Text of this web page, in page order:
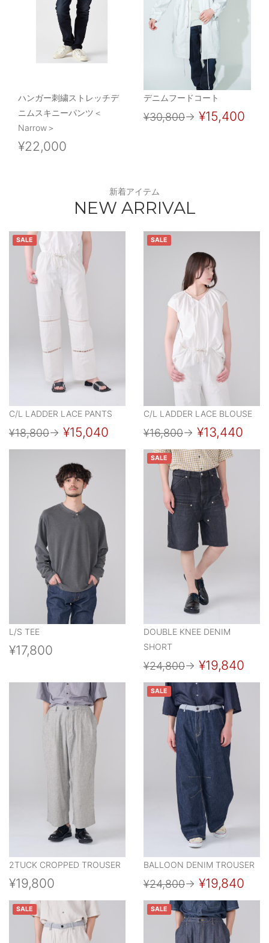
ハンガー刺繍ストレッチデ
ニムスキニーパンツ＜
Narrow＞
¥22,000
デニムフードコート
¥30,800→ ¥15,400
新着アイテム
NEW ARRIVAL
SALE
C/L LADDER LACE PANTS
¥18,800→ ¥15,040
SALE
C/L LADDER LACE BLOUSE
¥16,800→ ¥13,440
L/S TEE
¥17,800
SALE
DOUBLE KNEE DENIM
SHORT
¥24,800→ ¥19,840
2TUCK CROPPED TROUSER
¥19,800
SALE
BALLOON DENIM TROUSER
¥24,800→ ¥19,840
SALE SALE